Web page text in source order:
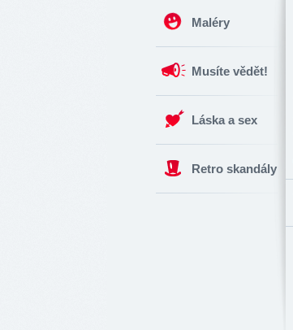
Maléry
Musíte vědět!
Láska a sex
Retro skandály